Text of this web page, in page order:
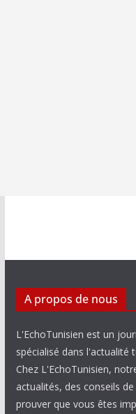
A propos de nous
L'EchoTunisien est un
spécialisé dans l'actualité
Chez L'EchoTunisien,
actualités, des conseils
prouver que vous êtes